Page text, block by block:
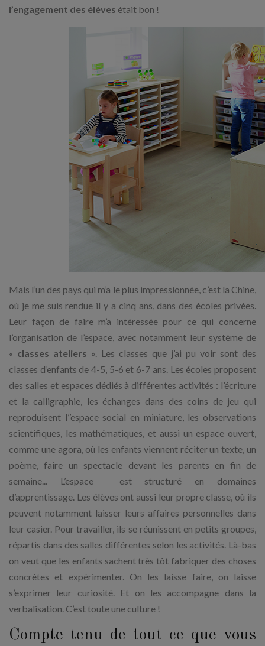
l’engagement des élèves était bon !
Mais l’un des pays qui m’a le plus impressionnée, c’est la Chine,
où je me suis rendue il y a cinq ans, dans des écoles privées.
Leur façon de faire m’a intéressée pour ce qui concerne
l’organisation de l’espace, avec notamment leur système de
« classes ateliers ». Les classes que j’ai pu voir sont des
classes d’enfants de 4-5, 5-6 et 6-7 ans. Les écoles proposent
des salles et espaces dédiés à différentes activités : l’écriture
et la calligraphie, les échanges dans des coins de jeu qui
reproduisent l’’espace social en miniature, les observations
scientifiques, les mathématiques, et aussi un espace ouvert,
comme une agora, où les enfants viennent réciter un texte, un
poème, faire un spectacle devant les parents en fin de
semaine... L’espace est structuré en domaines
d’apprentissage. Les élèves ont aussi leur propre classe, où ils
peuvent notamment laisser leurs affaires personnelles dans
leur casier. Pour travailler, ils se réunissent en petits groupes,
répartis dans des salles différentes selon les activités. Là-bas
on veut que les enfants sachent très tôt fabriquer des choses
concrètes et expérimenter. On les laisse faire, on laisse
s’exprimer leur curiosité. Et on les accompagne dans la
verbalisation. C’est toute une culture !
Compte tenu de tout ce que vous